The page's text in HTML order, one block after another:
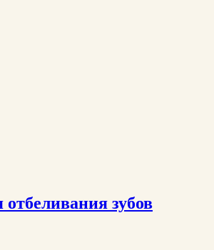
отбеливания зубов